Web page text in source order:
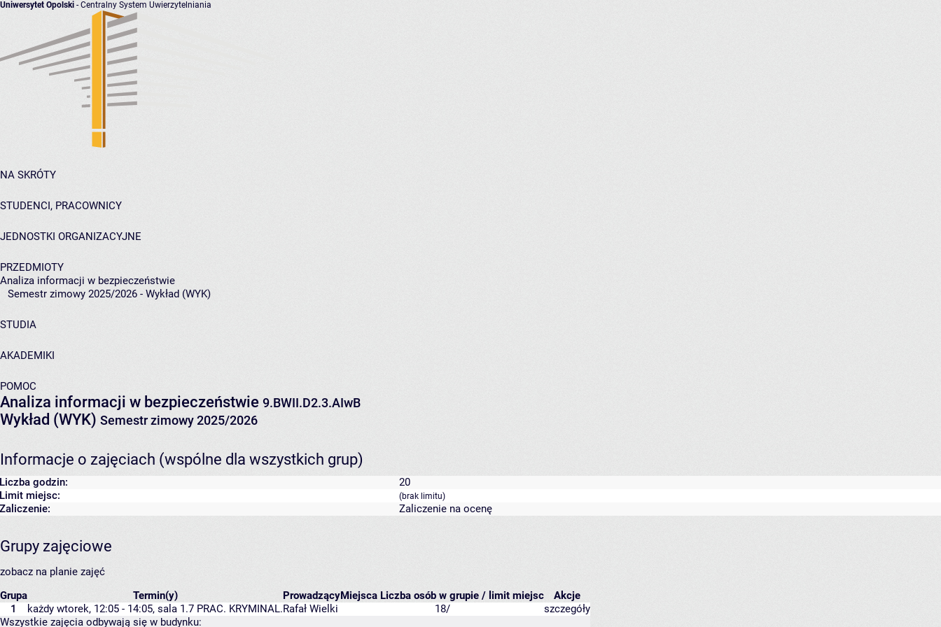
Uniwersytet Opolski - Centralny System Uwierzytelniania
NA SKRÓTY
STUDENCI, PRACOWNICY
JEDNOSTKI ORGANIZACYJNE
PRZEDMIOTY
Analiza informacji w bezpieczeństwie
Semestr zimowy 2025/2026 - Wykład (WYK)
STUDIA
AKADEMIKI
POMOC
Analiza informacji w bezpieczeństwie 9.BWII.D2.3.AIwB
Wykład (WYK) Semestr zimowy 2025/2026
Informacje o zajęciach (wspólne dla wszystkich grup)
Liczba godzin:
20
Limit miejsc:
(brak limitu)
Zaliczenie: Zaliczenie na ocenę
Grupy zajęciowe
zobacz na planie zajęć
Grupa
Termin(y) ProwadzącyMiejsca Liczba osób w grupie / limit miejsc
Akcje
1
każdy wtorek, 12:05 - 14:05, sala 1.7 PRAC. KRYMINAL.Rafał Wielki 18/
szczegóły
Wszystkie zajęcia odbywają się w budynku: